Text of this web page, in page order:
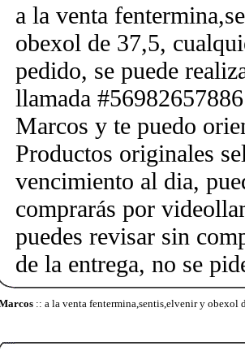
a la venta
obexol de 37,5,
pedido, se puede
llamada
Marcos y te puedo
Productos originales
vencimiento al dia,
comprarás por
puedes revisar sin
de la entrega, no se
:: a la venta fentermina,sentis,elvenir y obexol